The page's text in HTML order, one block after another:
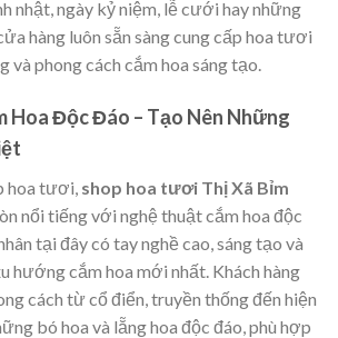
nhật, ngày kỷ niệm, lễ cưới hay những
hàng luôn sẵn sàng cung cấp hoa tươi
và phong cách cắm hoa sáng tạo.
Hoa Độc Đáo – Tạo Nên Những
hoa tươi, shop hoa tươi Thị Xã Bỉm
nổi tiếng với nghệ thuật cắm hoa độc
tại đây có tay nghề cao, sáng tạo và
hướng cắm hoa mới nhất. Khách hàng
cách từ cổ điển, truyền thống đến hiện
bó hoa và lẵng hoa độc đáo, phù hợp